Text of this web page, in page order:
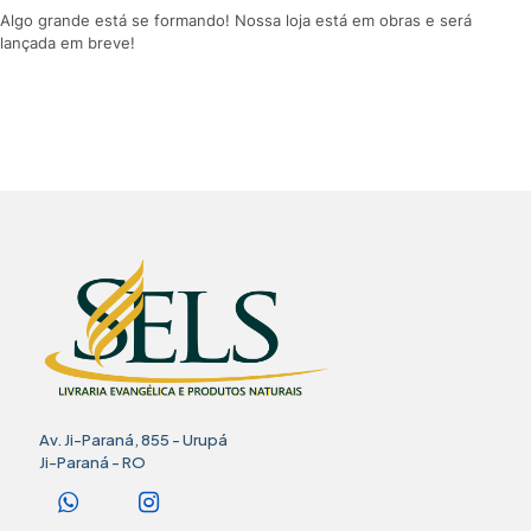
Algo grande está se formando! Nossa loja está em obras e será
lançada em breve!
Av. Ji-Paraná, 855 - Urupá
Ji-Paraná - RO